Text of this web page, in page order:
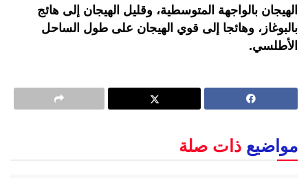
الهيجان بالواجهة المتوسطية، وقليل الهيجان إلى هائج
بالبوغاز، وهائجا إلى قوي الهيجان على طول الساحل
الأطلسي.
مواضيع ذات صلة